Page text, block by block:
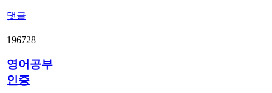
댓글
196728
영어공부
인증